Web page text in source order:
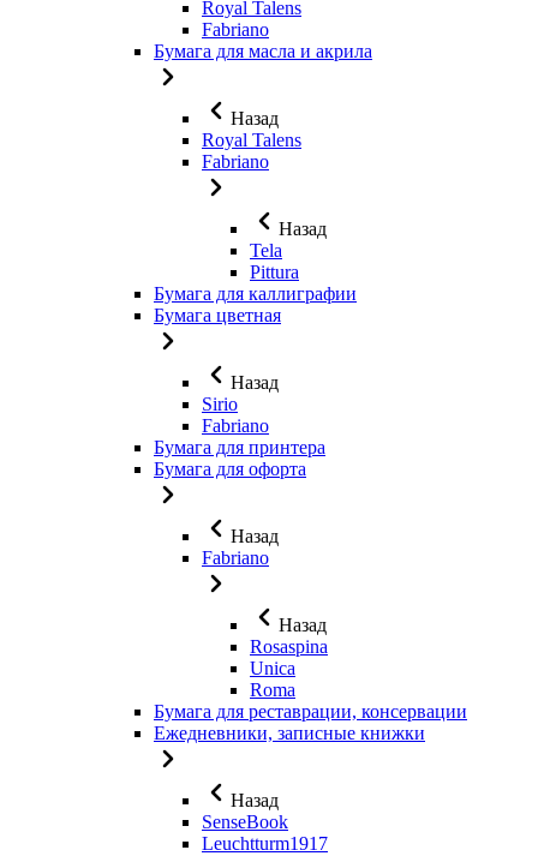
Royal Talens
Fabriano
Бумага для масла и акрила
Назад
Royal Talens
Fabriano
Назад
Tela
Pittura
Бумага для каллиграфии
Бумага цветная
Назад
Sirio
Fabriano
Бумага для принтера
Бумага для офорта
Назад
Fabriano
Назад
Rosaspina
Unica
Roma
Бумага для реставрации, консервации
Ежедневники, записные книжки
Назад
SenseBook
Leuchtturm1917